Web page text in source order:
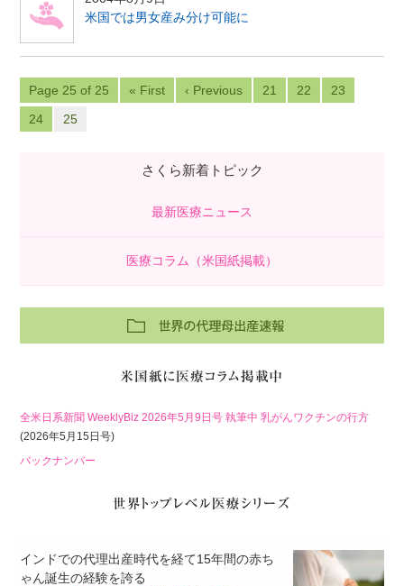
米国では男女産み分け可能に
Page 25 of 25 « First ‹ Previous 21 22
23
24
25
さくら新着トピック
最新医療ニュース
医療コラム（米国紙掲載）
全米日系新聞 WeeklyBiz 2026年5月9日号 執筆中 乳がんワクチンの行方
(2026年5月15日号)
バックナンバー
インドでの代理出産時代を経て15年間の赤ち
ゃん誕生の経験を誇る